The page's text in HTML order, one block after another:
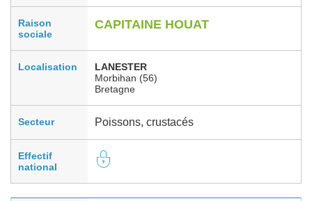
Raison
sociale
CAPITAINE HOUAT
Localisation
LANESTER
Morbihan (56)
Bretagne
Secteur Poissons, crustacés
Effectif
national